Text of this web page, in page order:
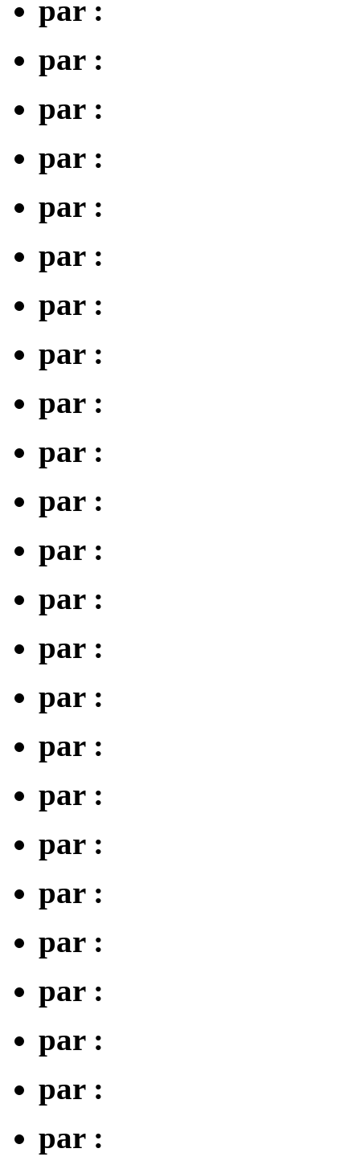
par :
par :
par :
par :
par :
par :
par :
par :
par :
par :
par :
par :
par :
par :
par :
par :
par :
par :
par :
par :
par :
par :
par :
par :